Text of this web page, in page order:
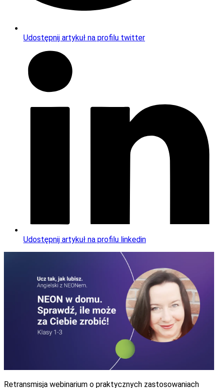
Udostępnij artykuł na profilu twitter
Udostępnij artykuł na profilu linkedin
Retransmisja webinarium o praktycznych zastosowaniach